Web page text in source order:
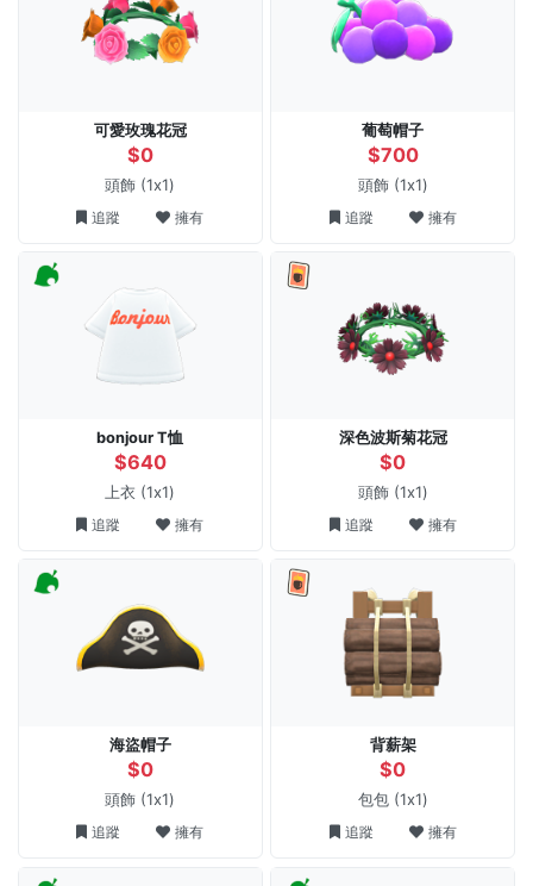
可愛玫瑰花冠
$0
頭飾 (1x1)
追蹤 擁有
葡萄帽子
$700
頭飾 (1x1)
追蹤 擁有
bonjour T恤
$640
上衣 (1x1)
追蹤 擁有
深色波斯菊花冠
$0
頭飾 (1x1)
追蹤 擁有
海盜帽子
$0
頭飾 (1x1)
追蹤 擁有
背薪架
$0
包包 (1x1)
追蹤 擁有